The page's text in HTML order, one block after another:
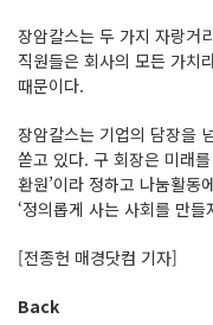
장암칼스는 두 가지 자랑거
직원들은 회사의 모든 가치
때문이다.
장암칼스는 기업의 담장을
쏟고 있다. 구 회장은 미래
환원’이라 정하고 나눔활동
‘정의롭게 사는 사회를 만
[전종헌 매경닷컴 기자]
Back